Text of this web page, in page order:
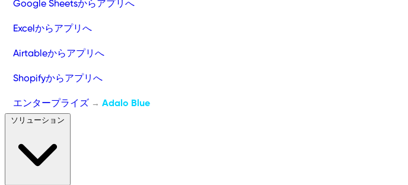
Google Sheetsからアプリへ
Excelからアプリへ
Airtableからアプリへ
Shopifyからアプリへ
エンタープライズ → Adalo Blue